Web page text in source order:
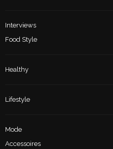
Interviews
Food Style
Healthy
Lifestyle
Mode
Accessoires